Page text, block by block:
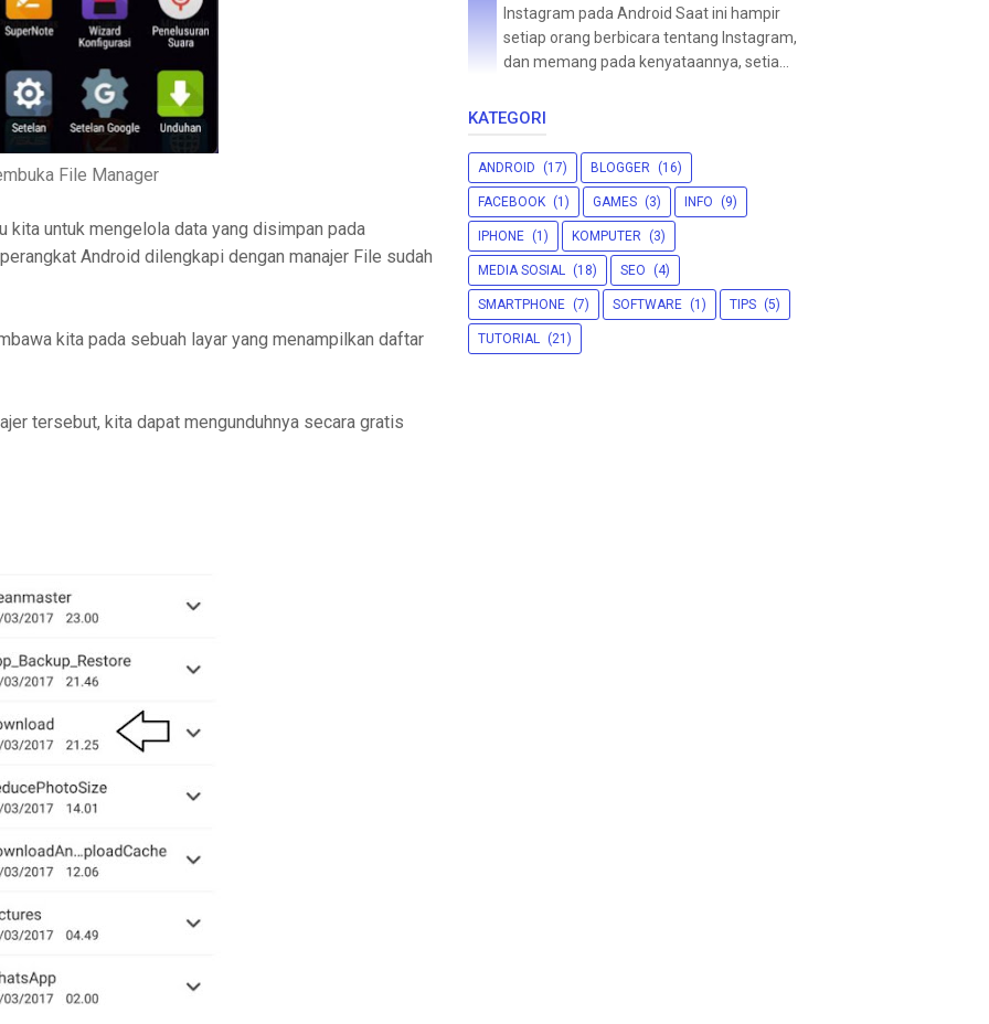
File Manager
kita untuk mengelola data yang disimpan pada
Android dilengkapi dengan manajer File sudah
kita pada sebuah layar yang menampilkan daftar
tersebut, kita dapat mengunduhnya secara gratis
Instagram pada Android Saat ini hampir
setiap orang berbicara tentang Instagram,
dan memang pada kenyataannya, setia...
KATEGORI
ANDROID (17) BLOGGER (16)
FACEBOOK (1) GAMES (3) INFO (9)
IPHONE (1) KOMPUTER (3)
MEDIA SOSIAL (18) SEO (4)
SMARTPHONE (7) SOFTWARE (1) TIPS (5)
TUTORIAL (21)